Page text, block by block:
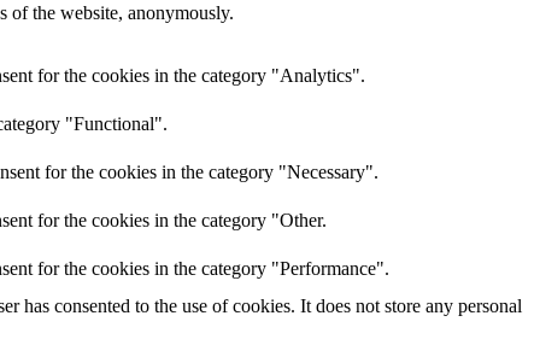
of the website, anonymously.
for the cookies in the category "Analytics".
"Functional".
for the cookies in the category "Necessary".
for the cookies in the category "Other.
for the cookies in the category "Performance".
has consented to the use of cookies. It does not store any personal